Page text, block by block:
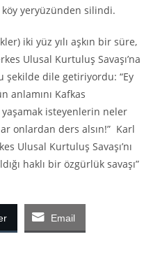
yeryüzünden silindi.
iki yüz yılı aşkın bir süre,
Ulusal Kurtuluş Savaşı’na
şekilde dile getiriyordu: “Ey
anlamını Kafkas
isteyenlerin neler
onlardan ders alsın!” Karl
Ulusal Kurtuluş Savaşı’nı
haklı bir özgürlük savaşı”
Email